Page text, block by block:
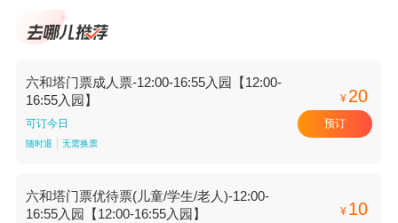
六和塔门票成人票-12:00-16:55入园【12:00-
16:55入园】
可订今日
随时退 无需换票
¥ 20
预订
六和塔门票优待票(儿童/学生/老人)-12:00-
16:55入园【12:00-16:55入园】
¥ 10